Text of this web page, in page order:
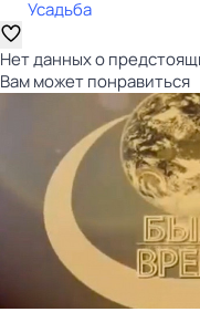
Усадьба
Нет данных о
Вам может понравиться